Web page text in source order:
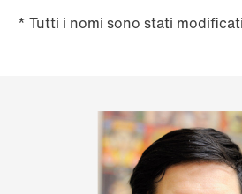
* Tutti i nomi sono stati modificati